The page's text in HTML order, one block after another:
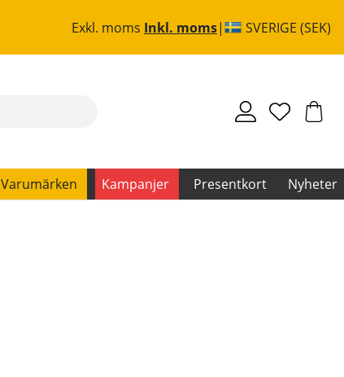
Exkl. moms Inkl. moms SVERIGE (SEK)
Varumärken Kampanjer Presentkort Nyheter